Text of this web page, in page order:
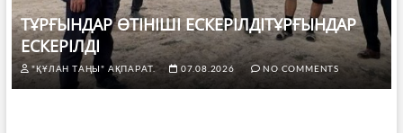
ТҰРҒЫНДАР ӨТІНІШІ ЕСКЕРІЛДІТҰРҒЫНДАР
ЕСКЕРІЛДІ
"ҚҰЛАН ТАҢЫ" АҚПАРАТ. 07.08.2026 NO COMMENTS